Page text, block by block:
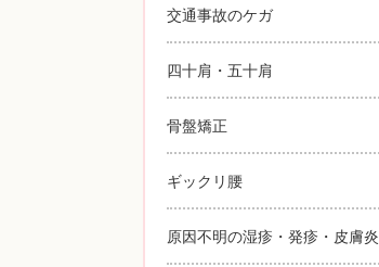
交通事故のケガ
四十肩・五十肩
骨盤矯正
ギックリ腰
原因不明の湿疹・発疹・皮膚炎